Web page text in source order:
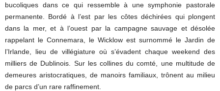
bucoliques dans ce qui ressemble à une symphonie pastorale
permanente. Bordé à l’est par les côtes déchirées qui plongent
dans la mer, et à l’ouest par la campagne sauvage et désolée
rappelant le Connemara, le Wicklow est surnommé le Jardin de
l’Irlande, lieu de villégiature où s’évadent chaque weekend des
milliers de Dublinois. Sur les collines du comté, une multitude de
demeures aristocratiques, de manoirs familiaux, trônent au milieu
de parcs d’un rare raffinement.